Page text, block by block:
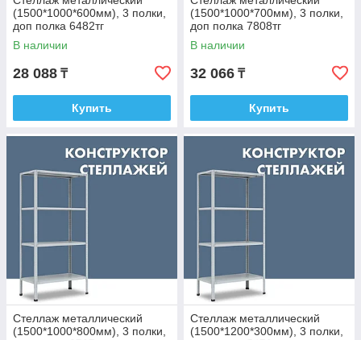
(1500*1000*600мм), 3 полки,
доп полка 6482тг
В наличии
28 088 ₸
Купить
(1500*1000*700мм), 3 полки,
доп полка 7808тг
В наличии
32 066 ₸
Купить
Стеллаж металлический
(1500*1000*800мм), 3 полки,
Стеллаж металлический
(1500*1200*300мм), 3 полки,